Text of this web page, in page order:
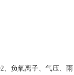
、负氧离子、气压、雨